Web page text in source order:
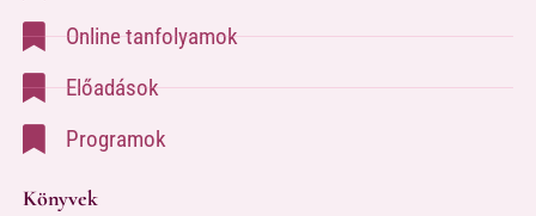
Online tanfolyamok
Előadások
Programok
Könyvek